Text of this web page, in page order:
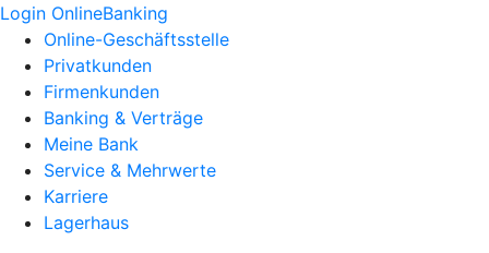
Login OnlineBanking
Online-Geschäftsstelle
Privatkunden
Firmenkunden
Banking & Verträge
Meine Bank
Service & Mehrwerte
Karriere
Lagerhaus